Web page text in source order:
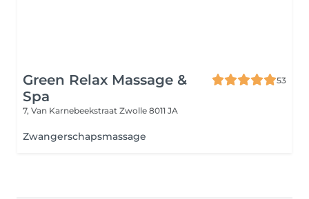
Green Relax Massage &
Spa
53
7, Van Karnebeekstraat Zwolle 8011 JA
Zwangerschapsmassage